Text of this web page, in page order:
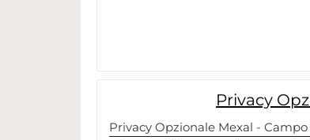
Privacy
Privacy Opzionale Mexal -